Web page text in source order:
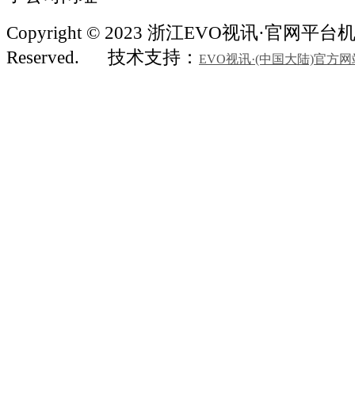
Copyright © 2023 浙江EVO视讯·官网平台
Reserved.
技术支持： EVO视讯·(中国大陆)官方网